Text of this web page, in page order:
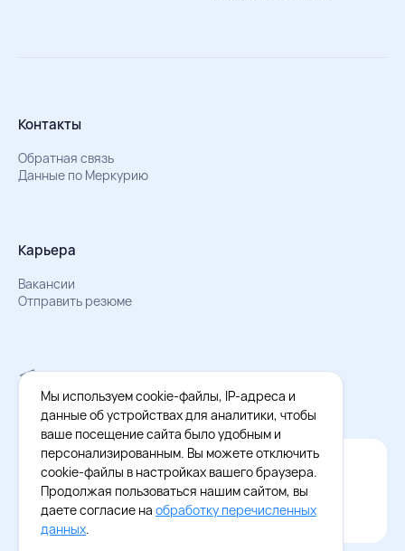
Контакты
Обратная связь
Данные по Меркурию
Карьера
Вакансии
Отправить резюме
Мы в Телеграм
Документы об обработке персональных данных
Охрана труда – результаты СОУТ
Официальное приложение Восток - Запад
Cкачайте бесплатное приложение
Мы используем cookie-файлы, IP-адреса и
данные об устройствах для аналитики, чтобы
ваше посещение сайта было удобным и
персонализированным. Вы можете отключить
cookie-файлы в настройках вашего браузера.
Продолжая пользоваться нашим сайтом, вы
даете согласие на обработку перечисленных
данных.